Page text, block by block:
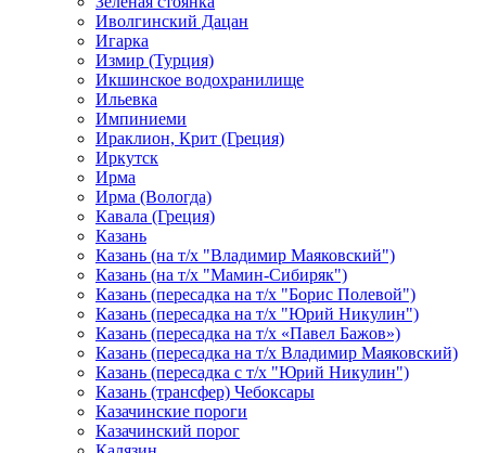
Иволгинский Дацан
Игарка
Измир (Турция)
Икшинское водохранилище
Ильевка
Импиниеми
Ираклион, Крит (Греция)
Иркутск
Ирма
Ирма (Вологда)
Кавала (Греция)
Казань
Казань (на т/х "Владимир Маяковский")
Казань (на т/х "Мамин-Сибиряк")
Казань (пересадка на т/х "Борис Полевой")
Казань (пересадка на т/х "Юрий Никулин")
Казань (пересадка на т/х «Павел Бажов»)
Казань (пересадка на т/х Владимир Маяковский)
Казань (пересадка с т/х "Юрий Никулин")
Казань (трансфер) Чебоксары
Казачинские пороги
Казачинский порог